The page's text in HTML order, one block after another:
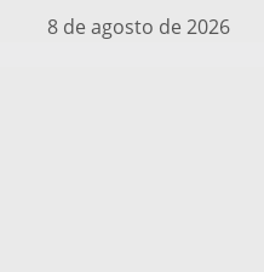
8 de agosto de 2026